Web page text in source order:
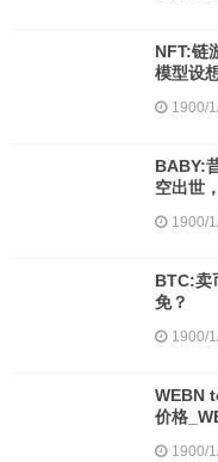
NFT:链
模型设
1900/
BABY:
空出世
1900/
BTC:卖
免？
1900/
WEBN
价格
1900/